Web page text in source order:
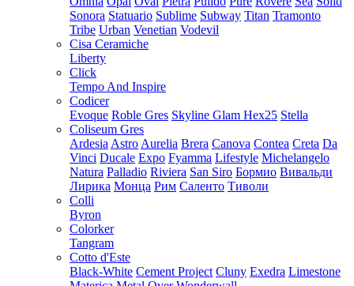
Sonora Statuario Sublime Subway Titan Tramonto
Tribe Urban Venetian Vodevil
Cisa Ceramiche
Liberty
Click
Tempo And Inspire
Codicer
Evoque Roble Gres Skyline Glam Hex25 Stella
Coliseum Gres
Ardesia Astro Aurelia Brera Canova Contea Creta Da
Vinci Ducale Expo Fyamma Lifestyle Michelangelo
Natura Palladio Riviera San Siro Бормио Вивальди
Лирика Монца Рим Саленто Тиволи
Colli
Byron
Colorker
Tangram
Cotto d'Este
Black-White Cement Project Cluny Exedra Limestone